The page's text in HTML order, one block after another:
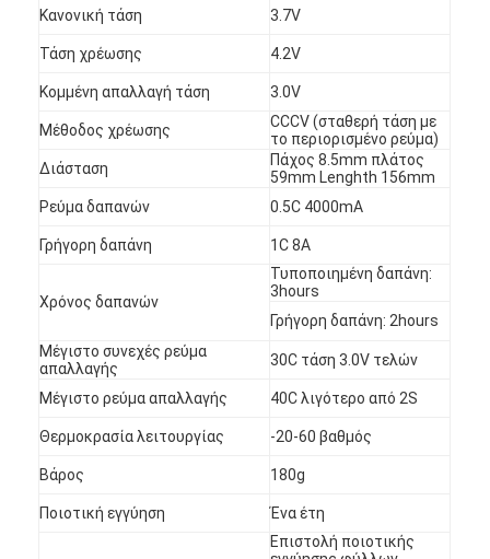
Σπίτι
Προϊόντα
Κανονική τάση 3.7V
Τάση χρέωσης 4.2V
Κομμένη απαλλαγή τάση 3.0V
Μέθοδος χρέωσης
CCCV (σταθερή τάση με
το περιορισμένο ρεύμα)
Διάσταση
Πάχος 8.5mm πλάτος
59mm Lenghth 156mm
Ρεύμα δαπανών
0.5C 4000mA
Γρήγορη δαπάνη 1C 8A
Χρόνος δαπανών
Τυποποιημένη δαπάνη:
3hours
Γρήγορη δαπάνη: 2hours
Μέγιστο συνεχές ρεύμα
απαλλαγής
30C τάση 3.0V τελών
Μέγιστο ρεύμα απαλλαγής 40C λιγότερο από 2S
Θερμοκρασία λειτουργίας -20-60 βαθμός
Βάρος 180g
Ποιοτική εγγύηση Ένα έτη
Επιστολή ποιοτικής